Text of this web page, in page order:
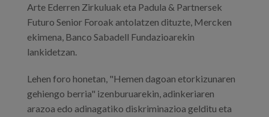
Arte Ederren Zirkuluak eta Padula & Partnersek
Futuro Senior Foroak antolatzen dituzte, Mercken
ekimena, Banco Sabadell Fundazioarekin
lankidetzan.
Lehen foro honetan, "Hemen dagoan etorkizunaren
gehiengo berria" izenburuarekin, adinkeriaren
arazoa edo adinagatiko diskriminazioa gelditu eta